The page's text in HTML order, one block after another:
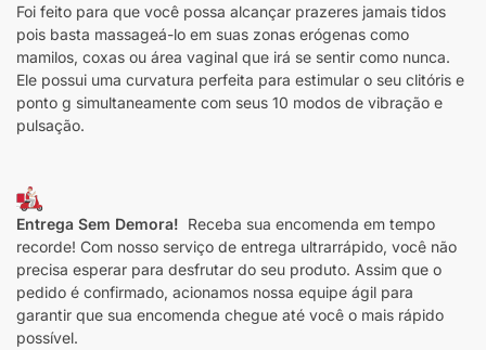
Foi feito para que você possa alcançar prazeres jamais tidos
pois basta massageá-lo em suas zonas erógenas como
mamilos, coxas ou área vaginal que irá se sentir como nunca.
Ele possui uma curvatura perfeita para estimular o seu clitóris e
ponto g simultaneamente com seus 10 modos de vibração e
pulsação.
Entrega Sem Demora! Receba sua encomenda em tempo
recorde! Com nosso serviço de entrega ultrarrápido, você não
precisa esperar para desfrutar do seu produto. Assim que o
pedido é confirmado, acionamos nossa equipe ágil para
garantir que sua encomenda chegue até você o mais rápido
possível.